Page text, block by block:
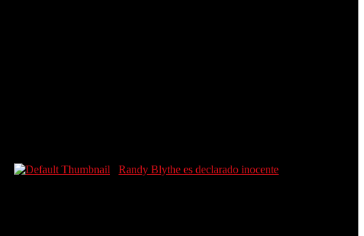
Randy Blythe es declarado inocente